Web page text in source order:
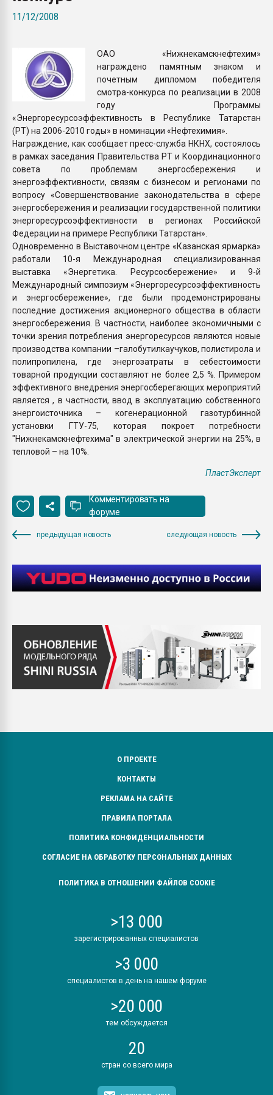
11/12/2008
ОАО «Нижнекамскнефтехим»
награждено памятным знаком и
почетным дипломом победителя
смотра-конкурса по реализации в 2008
году Программы
«Энергоресурсоэффективность в Республике Татарстан
(РТ) на 2006-2010 годы» в номинации «Нефтехимия».
Награждение, как сообщает пресс-служба НКНХ, состоялось
в рамках заседания Правительства РТ и Координационного
совета по проблемам энергосбережения и
энергоэффективности, связям с бизнесом и регионами по
вопросу «Совершенствование законодательства в сфере
энергосбережения и реализации государственной политики
энергоресурсоэффективности в регионах Российской
Федерации на примере Республики Татарстан».
Одновременно в Выставочном центре «Казанская ярмарка»
работали 10-я Международная специализированная
выставка «Энергетика. Ресурсосбережение» и 9-й
Международный симпозиум «Энергоресурсоэффективность
и энергосбережение», где были продемонстрированы
последние достижения акционерного общества в области
энергосбережения. В частности, наиболее экономичными с
точки зрения потребления энергоресурсов являются новые
производства компании –галобутилкаучуков, полистирола и
полипропилена, где энергозатраты в себестоимости
товарной продукции составляют не более 2,5 %. Примером
эффективного внедрения энергосберегающих мероприятий
является , в частности, ввод в эксплуатацию собственного
энергоисточника – когенерационной газотурбинной
установки ГТУ-75, которая покроет потребности
"Нижнекамскнефтехима" в электрической энергии на 25%, в
тепловой – на 10%.
ПластЭксперт
Комментировать на
форуме
предыдущая новость следующая новость
О ПРОЕКТЕ
КОНТАКТЫ
РЕКЛАМА НА САЙТЕ
ПРАВИЛА ПОРТАЛА
ПОЛИТИКА КОНФИДЕНЦИАЛЬНОСТИ
СОГЛАСИЕ НА ОБРАБОТКУ ПЕРСОНАЛЬНЫХ ДАННЫХ
ПОЛИТИКА В ОТНОШЕНИИ ФАЙЛОВ COOKIE
>13 000
зарегистрированных специалистов
>3 000
специалистов в день на нашем форуме
>20 000
тем обсуждается
20
стран со всего мира